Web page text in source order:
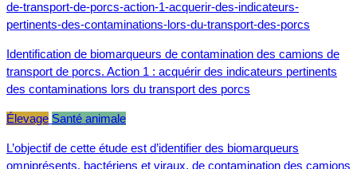
Identification de biomarqueurs de contamination des camions de
transport de porcs. Action 1 : acquérir des indicateurs pertinents
des contaminations lors du transport des porcs
Élevage Santé animale
L’objectif de cette étude est d’identifier des biomarqueurs
omniprésents, bactériens et viraux, de contamination des camions